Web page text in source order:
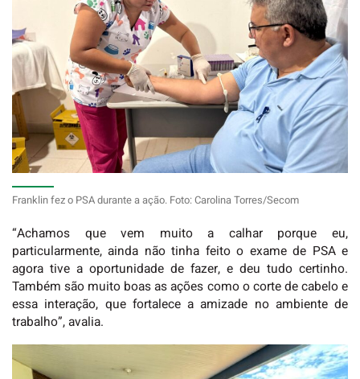
Franklin fez o PSA durante a ação. Foto: Carolina Torres/Secom
“Achamos que vem muito a calhar porque eu,
particularmente, ainda não tinha feito o exame de PSA e
agora tive a oportunidade de fazer, e deu tudo certinho.
Também são muito boas as ações como o corte de cabelo e
essa interação, que fortalece a amizade no ambiente de
trabalho”, avalia.